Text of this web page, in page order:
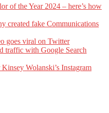
of the Year 2024 – here’s how
created fake Communications
goes viral on Twitter
traffic with Google Search
Wolanski’s Instagram